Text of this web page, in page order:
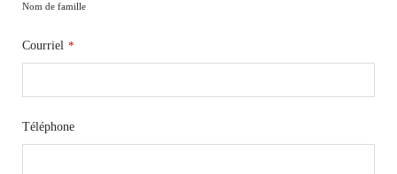
Nom de famille
Courriel *
Téléphone